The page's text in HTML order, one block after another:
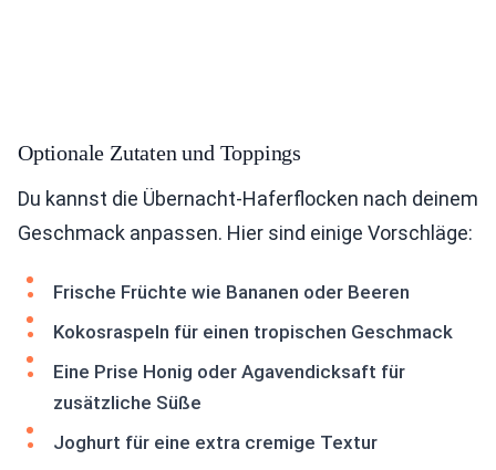
Optionale Zutaten und Toppings
Du kannst die Übernacht-Haferflocken nach deinem
Geschmack anpassen. Hier sind einige Vorschläge:
Frische Früchte wie Bananen oder Beeren
Kokosraspeln für einen tropischen Geschmack
Eine Prise Honig oder Agavendicksaft für
zusätzliche Süße
Joghurt für eine extra cremige Textur